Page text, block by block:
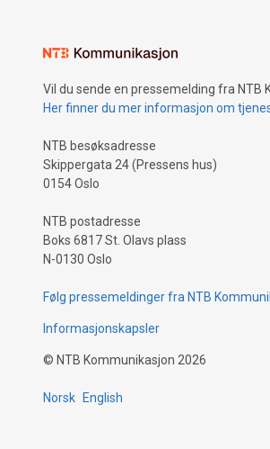
Vil du sende en pressemelding fra NTB
Her finner du mer informasjon om
NTB besøksadresse
Skippergata 24 (Pressens hus)
0154 Oslo
NTB postadresse
Boks 6817 St. Olavs plass
N-0130 Oslo
Følg pressemeldinger fra NTB
Informasjonskapsler
© NTB Kommunikasjon 2026
Norsk English